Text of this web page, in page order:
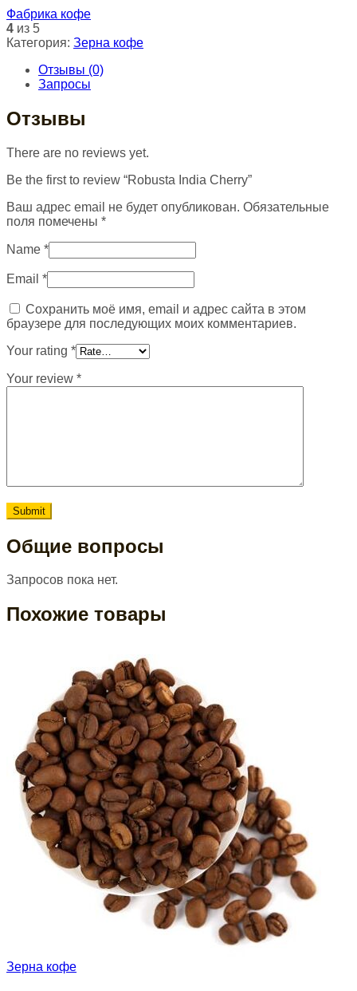
Фабрика кофе
4 из 5
Категория: Зерна кофе
Отзывы (0)
Запросы
Отзывы
There are no reviews yet.
Be the first to review “Robusta India Cherry”
Ваш адрес email не будет опубликован. Обязательные
поля помечены *
Name *
Email *
Сохранить моё имя, email и адрес сайта в этом
браузере для последующих моих комментариев.
Your rating *
Your review *
Общие вопросы
Запросов пока нет.
Похожие товары
Зерна кофе